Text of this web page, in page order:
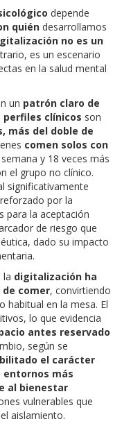
depende
quién desarrollamos
no es un
es un escenario
en la salud mental
un patrón claro de
perfiles clínicos son
más del doble de
comen solos con
y 18 veces más
el grupo no clínico.
significativamente
por la
para la aceptación
de riesgo que
dado su impacto
la digitalización ha
comer, convirtiendo
habitual en la mesa. El
lo que evidencia
antes reservado
según se
el carácter
más
al bienestar
vulnerables que
aislamiento.